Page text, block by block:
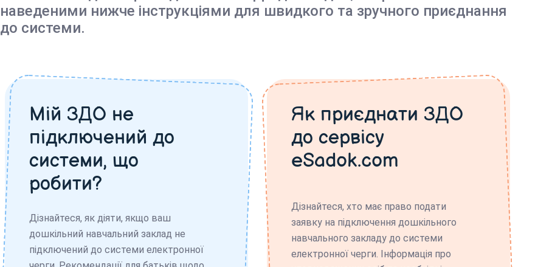
наведеними нижче інструкціями для швидкого та зручного приєднання
до системи.
Мій ЗДО не
підключений до
системи, що
робити?
Дізнайтеся, як діяти, якщо ваш
дошкільний навчальний заклад не
підключений до системи електронної
Як приєднати ЗДО
до сервісу
eSadok.com
Дізнайтеся, хто має право подати
заявку на підключення дошкільного
навчального закладу до системи
електронної черги. Інформація про